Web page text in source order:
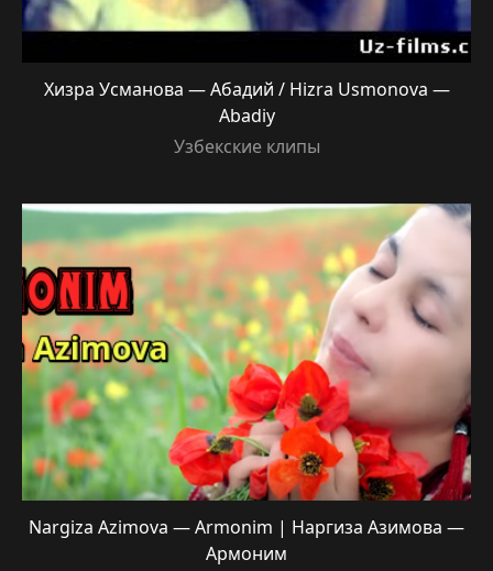
Хизра Усманова — Абадий / Hizra Usmonova —
Abadiy
Узбекские клипы
Nargiza Azimova — Armonim | Наргиза Азимова —
Армоним